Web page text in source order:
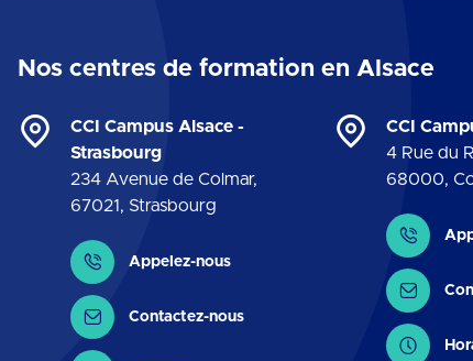
Nos centres de formation en Alsace
CCI Campus Alsace -
Strasbourg
234 Avenue de Colmar,
67021, Strasbourg
Contact
Appelez-nous
Contactez-nous
CCI
4 Rue du
68000,
Contact